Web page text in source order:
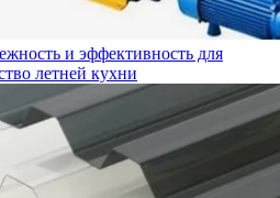
и эффективность для
летней кухни